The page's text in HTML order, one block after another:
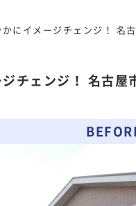
にイメージチェンジ！ 名
チェンジ！ 名古屋